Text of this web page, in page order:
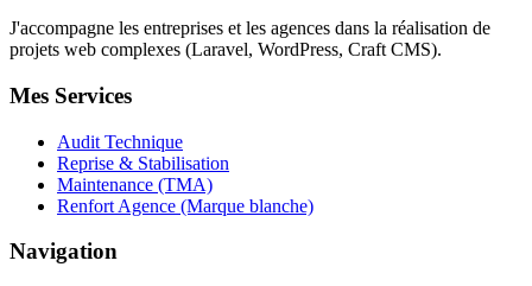
J'accompagne les entreprises et les agences dans la réalisation de
projets web complexes (Laravel, WordPress, Craft CMS).
Mes Services
Audit Technique
Reprise & Stabilisation
Maintenance (TMA)
Renfort Agence (Marque blanche)
Navigation